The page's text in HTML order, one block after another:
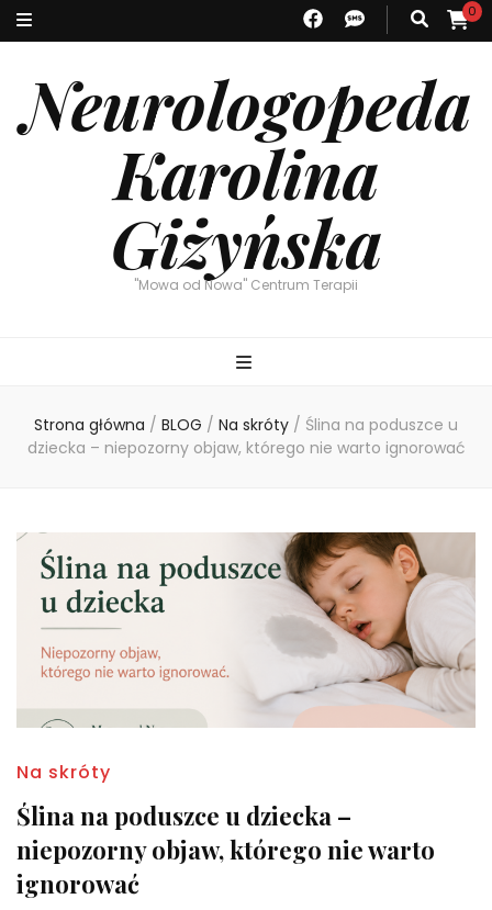
0
Neurologopeda
Karolina
Giżyńska
"Mowa od Nowa" Centrum Terapii
Strona główna / BLOG / Na skróty / Ślina na poduszce u
dziecka – niepozorny objaw, którego nie warto ignorować
Na skróty
Ślina na poduszce u dziecka –
niepozorny objaw, którego nie warto
ignorować